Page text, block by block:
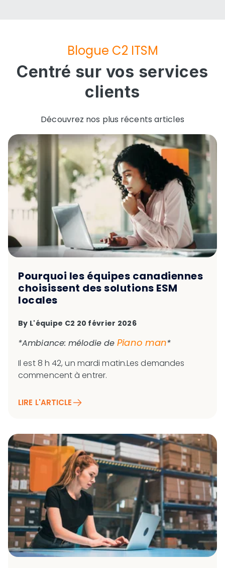
Blogue C2 ITSM
Centré sur vos services
clients
Découvrez nos plus récents articles
Pourquoi les équipes canadiennes
choisissent des solutions ESM
locales
By L'équipe C2 20 février 2026
*Ambiance: mélodie dePiano man*
Il est 8 h 42, un mardi matin.Les demandes
commencent à entrer.
LIRE L'ARTICLE